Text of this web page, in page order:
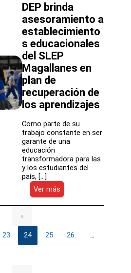
que
recibirán
fondos
para
financiar
proyectos
de
equipamiento
profesional
DEP brinda
asesoramiento a
establecimiento
s educacionales
del SLEP
Magallanes en
plan de
recuperación de
los aprendizajes
Como parte de su
trabajo constante en ser
garante de una
educación
transformadora para las
y los estudiantes del
país, […]
Ver más
DEP
brinda
establecimientos
«
23 24 25 26 …